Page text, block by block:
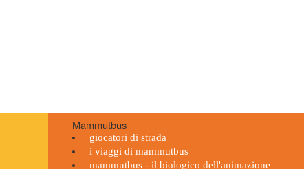
Mammutbus
giocatori di strada
i viaggi di mammutbus
mammutbus - il biologico dell'animazione